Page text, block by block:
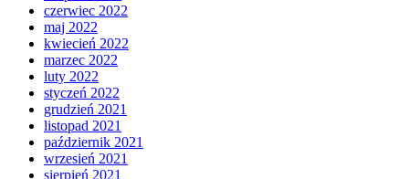
czerwiec 2022
maj 2022
kwiecień 2022
marzec 2022
luty 2022
styczeń 2022
grudzień 2021
listopad 2021
październik 2021
wrzesień 2021
sierpień 2021